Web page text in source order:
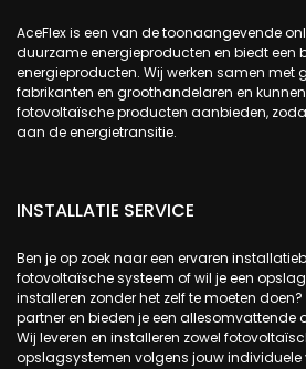
AceFlex is een van de toonaangevende
duurzame energieproducten en biedt een
energieproducten. Wij werken samen met
fabrikanten en groothandelaren en
fotovoltaïsche producten aanbieden,
aan de energietransitie.
INSTALLATIE SERVICE
Ben je op zoek naar een ervaren
fotovoltaïsche systeem of wil je een
installeren zonder het zelf te moeten
partner en bieden je een allesomvattende
Wij leveren en installeren zowel
opslagsystemen volgens jouw individuele